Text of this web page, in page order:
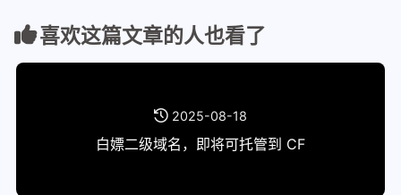
喜欢这篇文章的人也看了
2025-08-18
白嫖二级域名，即将可托管到 CF